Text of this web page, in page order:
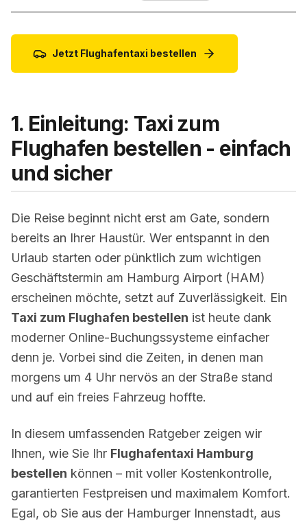
Jetzt Flughafentaxi bestellen
1. Einleitung: Taxi zum
Flughafen bestellen - einfach
und sicher
Die Reise beginnt nicht erst am Gate, sondern
bereits an Ihrer Haustür. Wer entspannt in den
Urlaub starten oder pünktlich zum wichtigen
Geschäftstermin am Hamburg Airport (HAM)
erscheinen möchte, setzt auf Zuverlässigkeit. Ein
Taxi zum Flughafen bestellen ist heute dank
moderner Online-Buchungssysteme einfacher
denn je. Vorbei sind die Zeiten, in denen man
morgens um 4 Uhr nervös an der Straße stand
und auf ein freies Fahrzeug hoffte.
In diesem umfassenden Ratgeber zeigen wir
Ihnen, wie Sie Ihr Flughafentaxi Hamburg
bestellen können – mit voller Kostenkontrolle,
garantierten Festpreisen und maximalem Komfort.
Egal, ob Sie aus der Hamburger Innenstadt, aus